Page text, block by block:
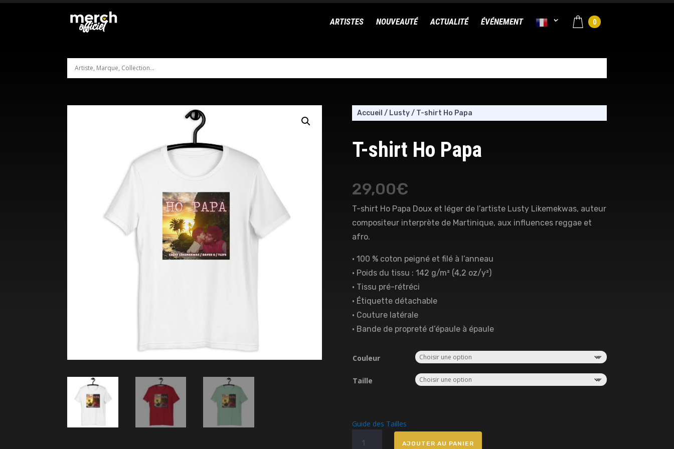
ARTISTES NOUVEAUTÉ ACTUALITÉ ÉVÉNEMENT 0
Accueil / Lusty/ T-shirt Ho Papa
T-shirt Ho Papa
29,00€
T-shirt Ho Papa Doux et léger de l’artiste Lusty Likemekwas, auteur
compositeur interprète de Martinique, aux influences reggae et
afro.
• 100 % coton peigné et filé à l’anneau
• Poids du tissu : 142 g/m² (4,2 oz/y²)
• Tissu pré-rétréci
• Étiquette détachable
• Couture latérale
• Bande de propreté d’épaule à épaule
Couleur
Taille
Guide des Tailles
AJOUTER AU PANIER